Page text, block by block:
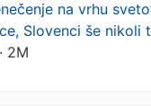
na vrhu
Slovenci še nikoli
2M